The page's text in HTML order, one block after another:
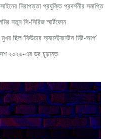
নিরাপত্তা প্রযুক্তি প্রদর্শনীর সমাপ্তি
নতুন সি-সিরিজ স্মার্টফোন
ছিল ‘ফিউচার অ্যাস্ট্রোনটস মিট-আপ’
২০২৬-এর ড্র চূড়ান্ত